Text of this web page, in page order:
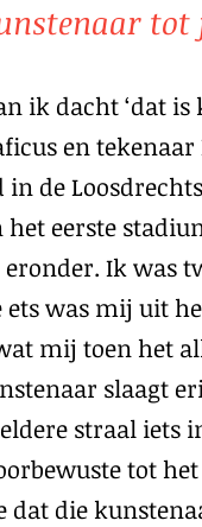
tot
ik dacht ‘dat is
en
de
het eerste
eronder. Ik was
ets was mij uit
mij toen het
slaagt
straal iets
tot
dat die